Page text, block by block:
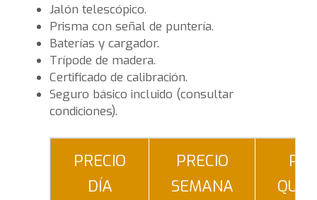
Jalón telescópico.
Prisma con señal de puntería.
Baterías y cargador.
Trípode de madera.
Certificado de calibración.
Seguro básico incluido (consultar
condiciones).
PRECIO
DÍA
PRECIO
SEMANA